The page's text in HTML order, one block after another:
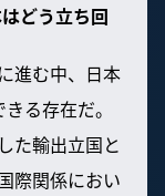
どう立ち回
進む中、日本
る存在だ。
た輸出立国と
際関係におい